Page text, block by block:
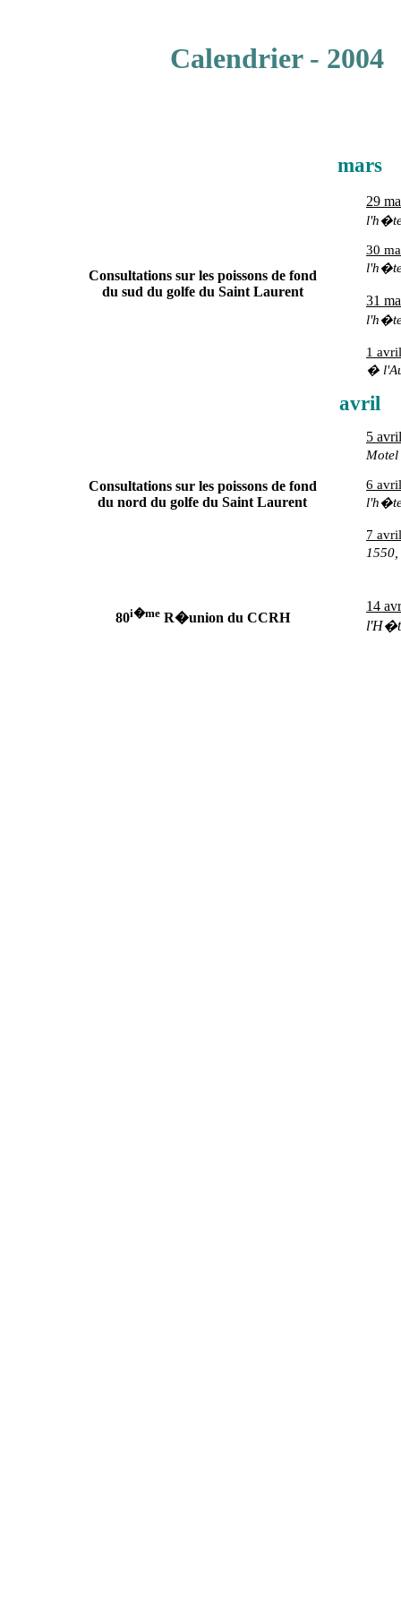
Calendrier - 2004
mars
Consultations sur les poissons de fond
du sud du golfe du Saint Laurent
29
30
31
1 avril
�
avril
Consultations sur les poissons de fond
du nord du golfe du Saint Laurent
5 avril
6 avril
7 avril
80i�meR�union du CCRH
14